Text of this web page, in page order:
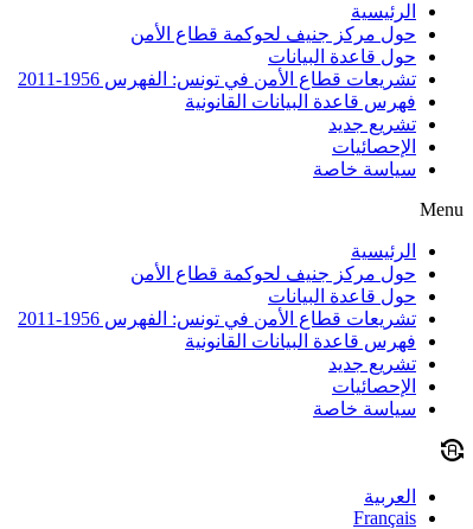
الرئيسية
حول مركز جنيف لحوكمة قطاع الأمن
حول قاعدة البيانات
تشريعات قطاع الأمن في تونس: الفهرس 1956-2011
فهرس قاعدة البيانات القانونية
تشريع جديد
الإحصائيات
سياسة خاصة
Menu
الرئيسية
حول مركز جنيف لحوكمة قطاع الأمن
حول قاعدة البيانات
تشريعات قطاع الأمن في تونس: الفهرس 1956-2011
فهرس قاعدة البيانات القانونية
تشريع جديد
الإحصائيات
سياسة خاصة
العربية
Français